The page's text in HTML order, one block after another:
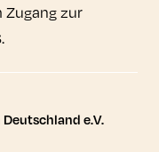
Zugang zur
Links
e.V.